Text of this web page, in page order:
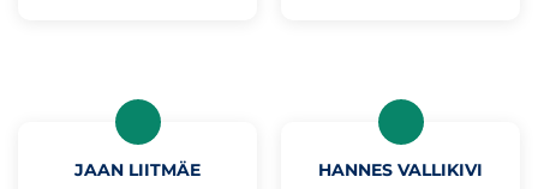
JAAN LIITMÄE HANNES VALLIKIVI